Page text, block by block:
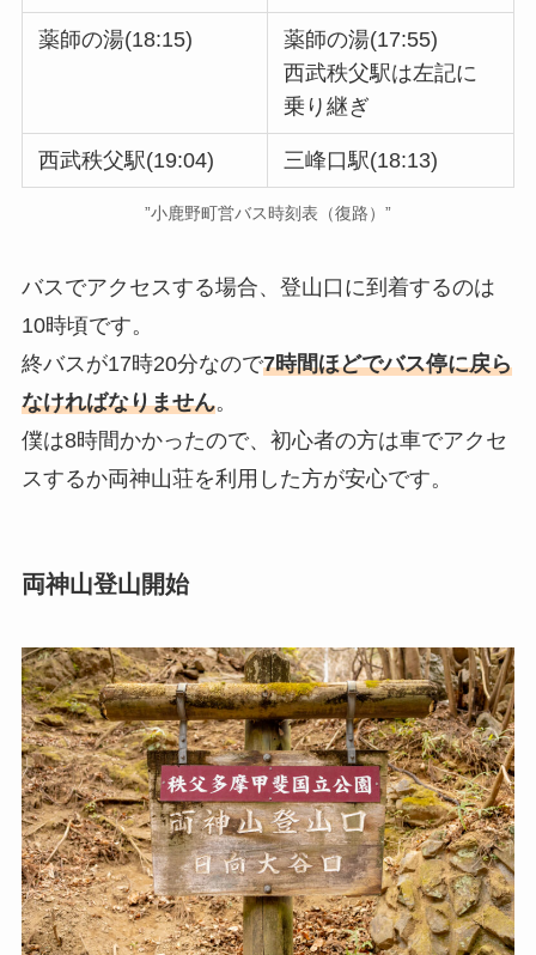
薬師の湯(18:15)
薬師の湯(17:55)
西武秩父駅は左記に
乗り継ぎ
西武秩父駅(19:04) 三峰口駅(18:13)
”小鹿野町営バス時刻表（復路）”
バスでアクセスする場合、登山口に到着するのは
10時頃です。
終バスが17時20分なので7時間ほどでバス停に戻ら
なければなりません。
僕は8時間かかったので、初心者の方は車でアクセ
スするか両神山荘を利用した方が安心です。
両神山登山開始